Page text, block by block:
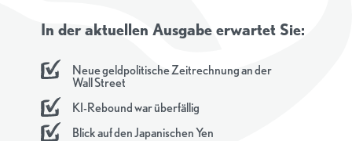
In der aktuellen Ausgabe erwartet Sie:
Neue geldpolitische Zeitrechnung an der
Wall Street
KI-Rebound war überfällig
Blick auf den Japanischen Yen